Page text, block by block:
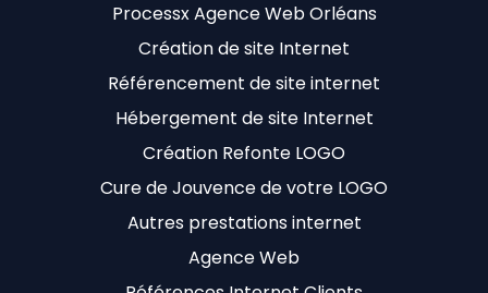
Processx Agence Web Orléans
Création de site Internet
Référencement de site internet
Hébergement de site Internet
Création Refonte LOGO
Cure de Jouvence de votre LOGO
Autres prestations internet
Agence Web